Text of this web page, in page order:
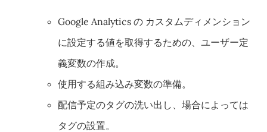
Google Analytics の カスタムディメンション
に設定する値を取得するための、ユーザー定
義変数の作成。
使用する組み込み変数の準備。
配信予定のタグの洗い出し、場合によっては
タグの設置。